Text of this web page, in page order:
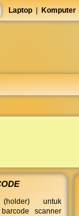
Laptop Komputer
(holder) untuk
scanner